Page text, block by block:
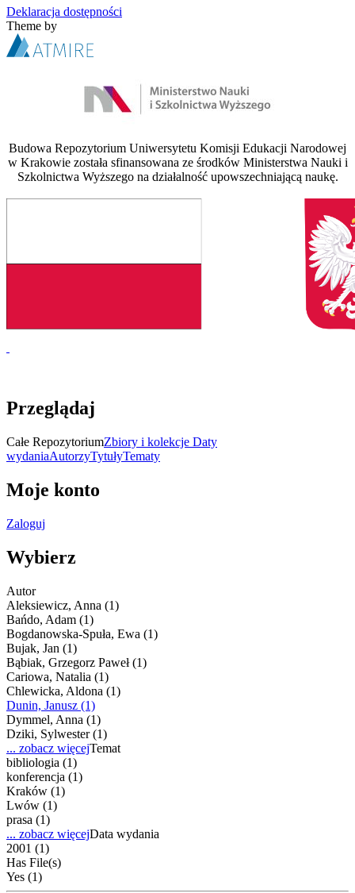
Deklaracja dostępności
Theme by
Budowa Repozytorium Uniwersytetu Komisji Edukacji Narodowej
w Krakowie została sfinansowana ze środków Ministerstwa Nauki i
Szkolnictwa Wyższego na działalność upowszechniającą naukę.
Przeglądaj
Całe RepozytoriumZbiory i kolekcje Daty
wydaniaAutorzyTytułyTematy
Moje konto
Zaloguj
Wybierz
Autor
Aleksiewicz, Anna (1)
Bańdo, Adam (1)
Bogdanowska-Spuła, Ewa (1)
Bujak, Jan (1)
Bąbiak, Grzegorz Paweł (1)
Cariowa, Natalia (1)
Chlewicka, Aldona (1)
Dunin, Janusz (1)
Dymmel, Anna (1)
Dziki, Sylwester (1)
... zobacz więcejTemat
bibliologia (1)
konferencja (1)
Kraków (1)
Lwów (1)
prasa (1)
... zobacz więcejData wydania
2001 (1)
Has File(s)
Yes (1)